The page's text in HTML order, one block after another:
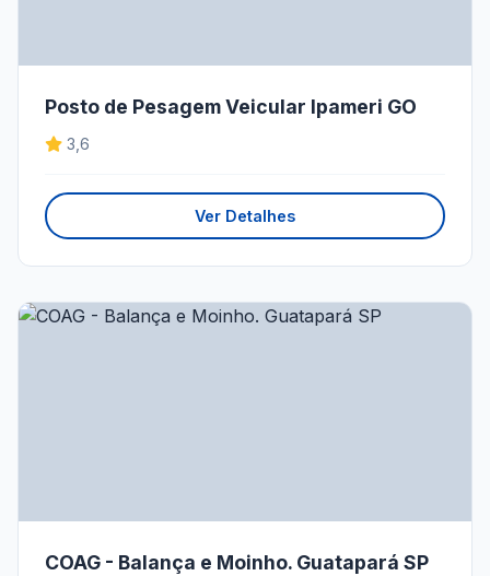
Posto de Pesagem Veicular Ipameri GO
3,6
Ver Detalhes
COAG - Balança e Moinho. Guatapará SP